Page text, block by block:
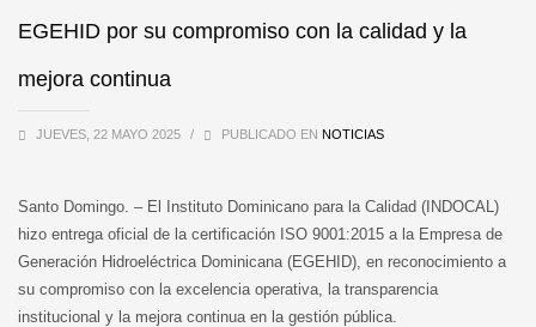
EGEHID por su compromiso con la calidad y la
mejora continua
JUEVES, 22 MAYO 2025 / PUBLICADO EN NOTICIAS
Santo Domingo. – El Instituto Dominicano para la Calidad (INDOCAL)
hizo entrega oficial de la certificación ISO 9001:2015 a la Empresa de
Generación Hidroeléctrica Dominicana (EGEHID), en reconocimiento a
su compromiso con la excelencia operativa, la transparencia
institucional y la mejora continua en la gestión pública.